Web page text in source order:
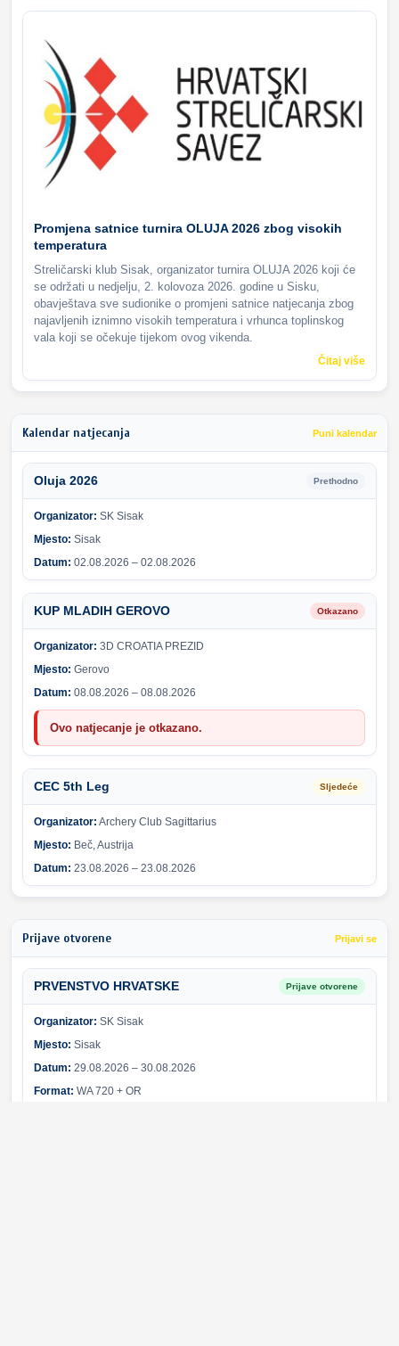
Promjena satnice turnira OLUJA 2026 zbog visokih
temperatura
Streličarski klub Sisak, organizator turnira OLUJA 2026 koji će
se održati u nedjelju, 2. kolovoza 2026. godine u Sisku,
obavještava sve sudionike o promjeni satnice natjecanja zbog
najavljenih iznimno visokih temperatura i vrhunca toplinskog
vala koji se očekuje tijekom ovog vikenda.
Čitaj više
Kalendar natjecanja Puni kalendar
Oluja 2026 Prethodno
Organizator: SK Sisak
Mjesto: Sisak
Datum: 02.08.2026 – 02.08.2026
KUP MLADIH GEROVO Otkazano
Organizator: 3D CROATIA PREZID
Mjesto: Gerovo
Datum: 08.08.2026 – 08.08.2026
Ovo natjecanje je otkazano.
CEC 5th Leg Sljedeće
Organizator: Archery Club Sagittarius
Mjesto: Beč, Austrija
Datum: 23.08.2026 – 23.08.2026
Prijave otvorene Prijavi se
PRVENSTVO HRVATSKE Prijave otvorene
Organizator: SK Sisak
Mjesto: Sisak
Datum: 29.08.2026 – 30.08.2026
Format: WA 720 + OR